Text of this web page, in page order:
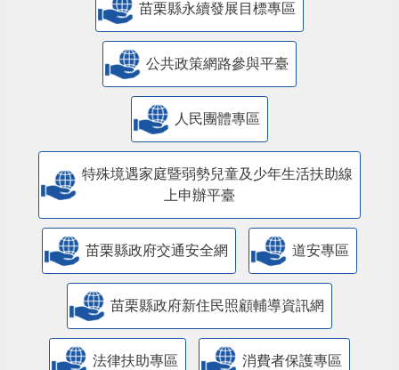
苗栗縣永續發展目標專區
公共政策網路參與平臺
人民團體專區
特殊境遇家庭暨弱勢兒童及少年生活扶助線
上申辦平臺
苗栗縣政府交通安全網 道安專區
苗栗縣政府新住民照顧輔導資訊網
法律扶助專區 消費者保護專區